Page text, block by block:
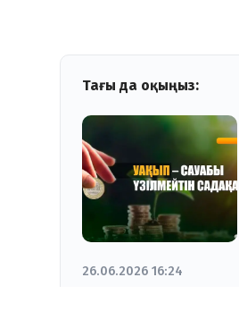
Тағы да оқыңыз:
26.06.2026 16:24